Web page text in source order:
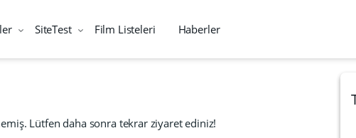
SiteTest Film Listeleri Haberler
Lütfen daha sonra tekrar ziyaret ediniz!